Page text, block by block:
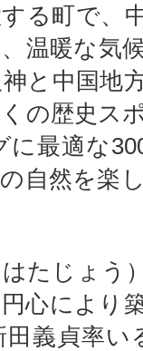
る町で、
温暖な気
と中国地
の歴史ス
最適な
自然を楽
たじょう
心により
義貞率い